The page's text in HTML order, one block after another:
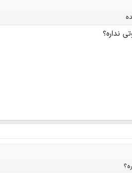
نداره؟